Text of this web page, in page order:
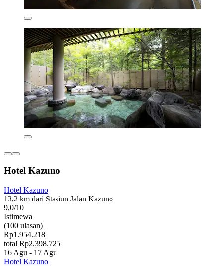
Hotel Kazuno
Hotel Kazuno
13,2 km dari Stasiun Jalan Kazuno
9,0/10
Istimewa
(100 ulasan)
Rp1.954.218
total Rp2.398.725
16 Agu - 17 Agu
Hotel Kazuno